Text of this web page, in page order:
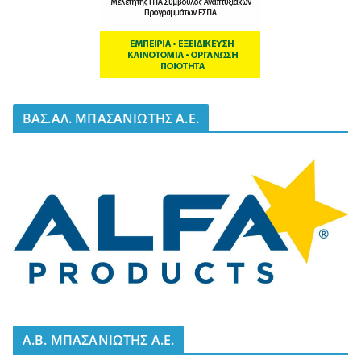
BΑΣ.ΑΛ. ΜΠΑΣΑΝΙΩΤΗΣ Α.Ε.
A.B. ΜΠΑΣΑΝΙΩΤΗΣ Α.Ε.